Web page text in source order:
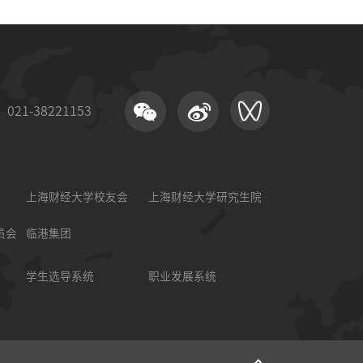
021-38221153
上海财经大学校友会 上海财经大学研究生院
会 临港集团
学生选导系统 职业发展系统